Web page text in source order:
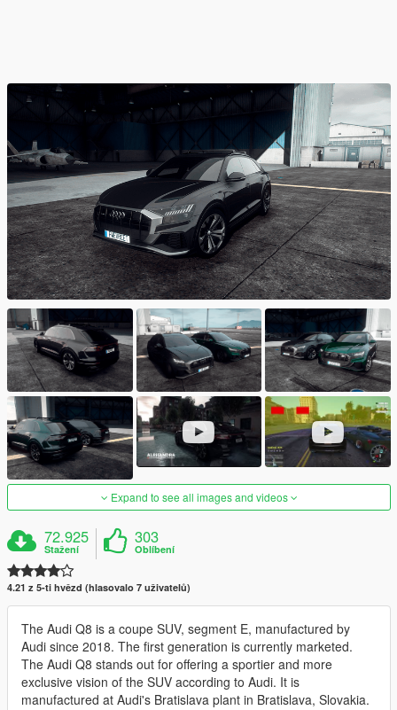
Expand to see all images and videos
72.925
Stažení
303
Oblíbení
4.21 z 5-ti hvězd (hlasovalo 7 uživatelů)
The Audi Q8 is a coupe SUV, segment E, manufactured by
Audi since 2018. The first generation is currently marketed.
The Audi Q8 stands out for offering a sportier and more
exclusive vision of the SUV according to Audi. It is
manufactured at Audi's Bratislava plant in Bratislava, Slovakia.